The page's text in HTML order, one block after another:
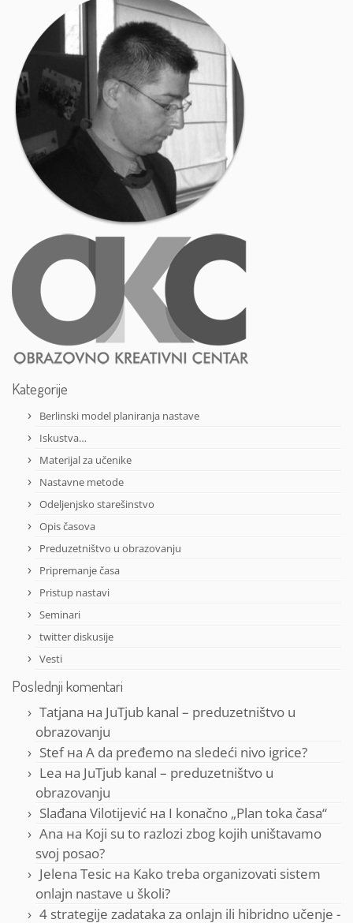
Kategorije
Berlinski model planiranja nastave
Iskustva…
Materijal za učenike
Nastavne metode
Odeljenjsko starešinstvo
Opis časova
Preduzetništvo u obrazovanju
Pripremanje časa
Pristup nastavi
Seminari
twitter diskusije
Vesti
Poslednji komentari
Tatjana на JuTjub kanal – preduzetništvo u
obrazovanju
Stefна A da pređemo na sledeći nivo igrice?
Lea на JuTjub kanal – preduzetništvo u
obrazovanju
Slađana Vilotijević на I konačno „Plan toka časa“
Ana на Koji su to razlozi zbog kojih uništavamo
svoj posao?
Jelena Tesic на Kako treba organizovati sistem
onlajn nastave u školi?
4 strategije zadataka za onlajn ili hibridno učenje -